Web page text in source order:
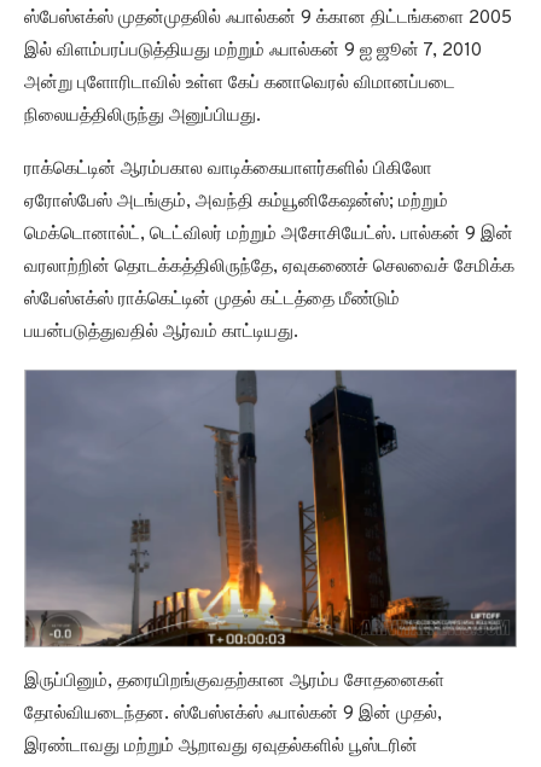
ஸ்பேஸ்எக்ஸ் முதன்முதலில் ஃபால்கன் 9 க்கான திட்டங்களை 2005
இல் விளம்பரப்படுத்தியது மற்றும் ஃபால்கன் 9 ஐ ஜூன் 7, 2010
அன்று புளோரிடாவில் உள்ள கேப் கனாவெரல் விமானப்படை
நிலையத்திலிருந்து அனுப்பியது.
ராக்கெட்டின் ஆரம்பகால வாடிக்கையாளர்களில் பிகிலோ
ஏரோஸ்பேஸ் அடங்கும், அவந்தி கம்யூனிகேஷன்ஸ்; மற்றும்
மெக்டொனால்ட், டெட்விலர் மற்றும் அசோசியேட்ஸ். பால்கன் 9 இன்
வரலாற்றின் தொடக்கத்திலிருந்தே, ஏவுகணைச் செலவைச் சேமிக்க
ஸ்பேஸ்எக்ஸ் ராக்கெட்டின் முதல் கட்டத்தை மீண்டும்
பயன்படுத்துவதில் ஆர்வம் காட்டியது.
இருப்பினும், தரையிறங்குவதற்கான ஆரம்ப சோதனைகள்
தோல்வியடைந்தன. ஸ்பேஸ்எக்ஸ் ஃபால்கன் 9 இன் முதல்,
இரண்டாவது மற்றும் ஆறாவது ஏவுதல்களில் பூஸ்டரின்